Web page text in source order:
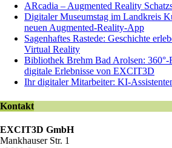
ARcadia – Augmented Reality
Digitaler Museumstag im Landkreis
neuen Augmented-Reality-App
Sagenhaftes Rastede: Geschichte
Virtual Reality
Bibliothek Brehm Bad Arolsen:
digitale Erlebnisse von EXCIT3D
Ihr digitaler Mitarbeiter: KI-
Kontakt
EXCIT3D GmbH
Mankhauser Str. 1